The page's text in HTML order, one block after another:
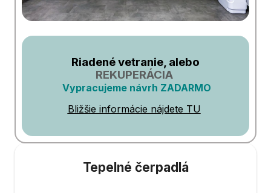
Riadené vetranie, alebo
REKUPERÁCIA
Vypracujeme návrh ZADARMO
Bližšie informácie nájdete TU
Tepelné čerpadlá